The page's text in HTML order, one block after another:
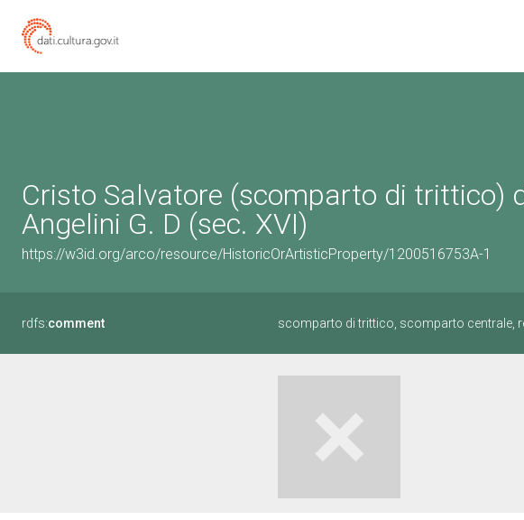
Cristo Salvatore (scomparto di trittico)
Angelini G. D (sec. XVI)
https://w3id.org/arco/resource/HistoricOrArtisticProperty/1200516753A-1
rdfs:comment scomparto di trittico, scomparto centrale,